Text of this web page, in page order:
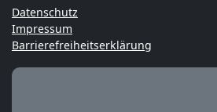
Datenschutz
Impressum
Barrierefreiheitserklärung